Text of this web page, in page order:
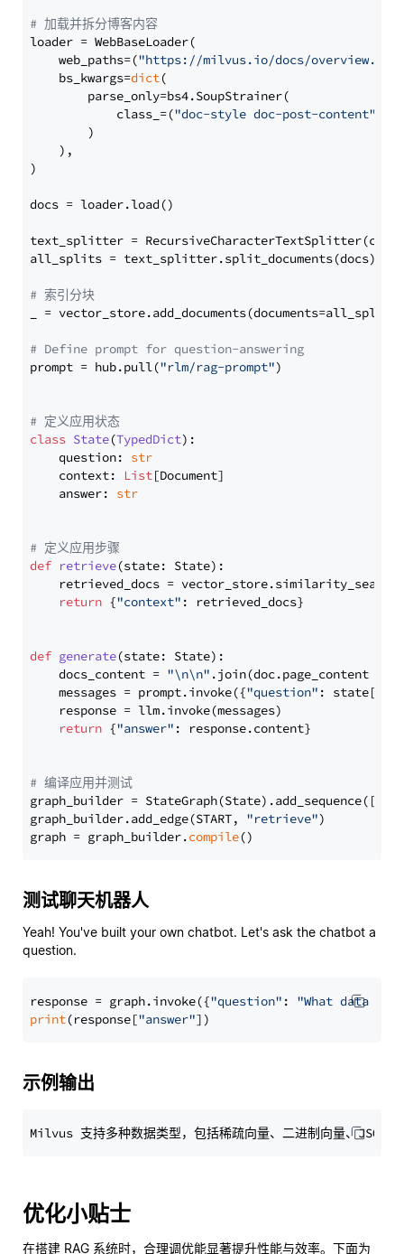
# 加载并拆分博客内容
loader = WebBaseLoader(
    web_paths=(
"https://milvus.io/docs/overview.md"
    bs_kwargs=
dict(
        parse_only=bs4.SoupStrainer(
            class_=(
"doc-style doc-post-content"
        )
    ),
)
docs = loader.load()
text_splitter =
all_splits = text_splitter.split_documents(docs)
# 索引分块
_ = vector_store.add_documents(documents=all_splits)
# Define prompt for question-answering
prompt = hub.pull("rlm/rag-prompt")
# 定义应用状态
class State(TypedDict):
    question:
str
    context:
List[Document]
    answer:
str
# 定义应用步骤
def retrieve(state: State):
retrieved_docs =
return {"context" : retrieved_docs}
def generate(state: State):
    docs_content =
"\n\n" .join(doc.page_content
    messages = prompt.invoke({
"question" : state[
    response = llm.invoke(messages)
return {"answer" : response.content}
# 编译应用并测试
graph_builder =
graph_builder.add_edge(START, "retrieve")
graph = graph_builder.compile
测试聊天机器人
Yeah! You've built your own chatbot. Let's ask the chatbot a
question.
response = graph.invoke({"question" : "What data
print(response["answer"
示例输出
优化小贴士
在搭建 RAG 系统时，合理调优能显著提升性能与效率。下面为